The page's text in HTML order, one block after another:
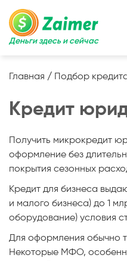
Деньги здесь и сейчас
Главная / Подбор
Кредит
Получить микрокредит
оформление без
покрытия сезонных
Кредит для бизнеса
и малого бизнеса) до 1
оборудование) условия
Для оформления обычно
Некоторые МФО,